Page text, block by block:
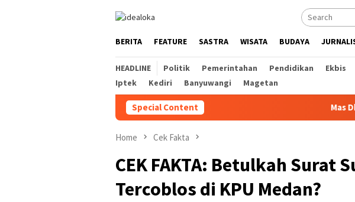
BERITA FEATURE SASTRA WISATA BUDAYA
HEADLINE Politik Pemerintahan Pendidikan Ekbis
Iptek
Kediri Banyuwangi Magetan
Special Content Mas Dhito Beri
Home Cek Fakta
CEK FAKTA: Betulkah Surat
Tercoblos di KPU Medan?